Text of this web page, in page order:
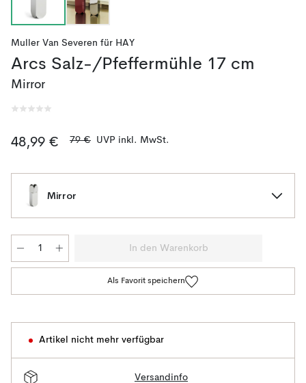
Muller Van Severen für HAY
Arcs Salz-/Pfeffermühle 17 cm
Mirror
48,99 € 79 € UVP inkl. MwSt.
Mirror
In den Warenkorb
Als Favorit speichern
Artikel nicht mehr verfügbar
Versandinfo